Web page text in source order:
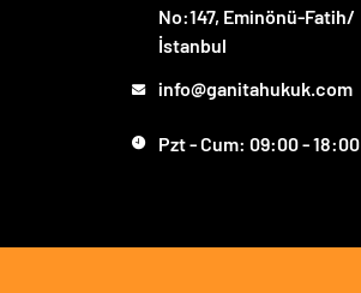
No:147, Eminönü-Fatih/
İstanbul
info@ganitahukuk.com
Pzt - Cum: 09:00 - 18:00